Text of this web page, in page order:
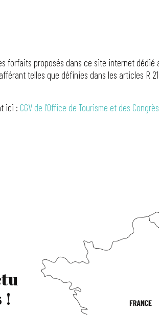
forfaits proposés dans ce site internet
telles que définies dans les articles R
ici : CGV de l’Office de Tourisme et des
!